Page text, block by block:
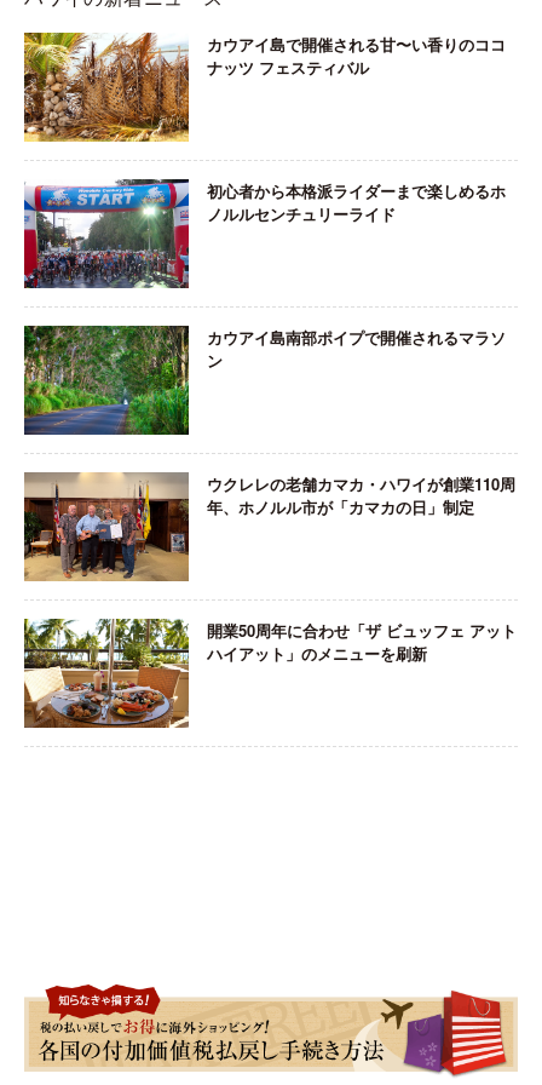
カウアイ島で開催される甘〜い香りのココ
ナッツ フェスティバル
初心者から本格派ライダーまで楽しめるホ
ノルルセンチュリーライド
カウアイ島南部ポイプで開催されるマラソ
ン
ウクレレの老舗カマカ・ハワイが創業110周
年、ホノルル市が「カマカの日」制定
開業50周年に合わせ「ザ ビュッフェ アット
ハイアット」のメニューを刷新